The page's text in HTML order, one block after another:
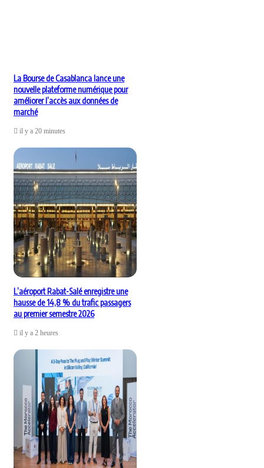
La Bourse de Casablanca lance une
nouvelle plateforme numérique pour
améliorer l’accès aux données de
marché
il y a 20 minutes
L’aéroport Rabat-Salé enregistre une
hausse de 14,8 % du trafic passagers
au premier semestre 2026
il y a 2 heures